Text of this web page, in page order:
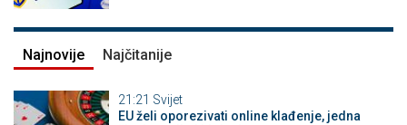
Najnovije Najčitanije
21:21 Svijet
EU želi oporezivati online klađenje, jedna